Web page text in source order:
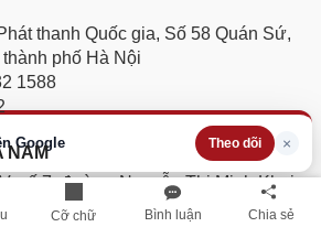
Cỡ chữ Bình luận Chia sẻ
Google Theo dõi ×
thanh Quốc gia, Số 58 Quán Sứ,
phố Hà Nội
1588
NAM
số 7, đường Nguyễn Thị Minh Khai,
phố Hồ Chí Minh.